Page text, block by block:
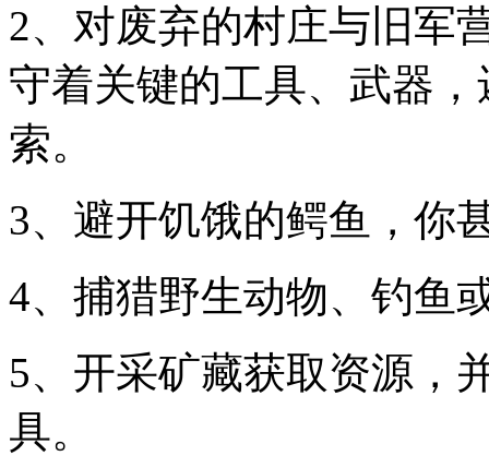
2、对废弃的村庄与旧军
守着关键的工具、武器
索。
3、避开饥饿的鳄鱼，你
4、捕猎野生动物、钓鱼
5、开采矿藏获取资源，
具。